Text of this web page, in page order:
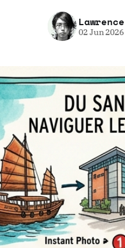
Lawrence
02 Jun 2026